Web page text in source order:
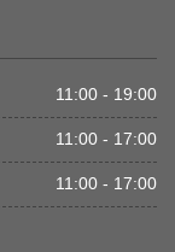
11:00 - 19:00
11:00 - 17:00
11:00 - 17:00